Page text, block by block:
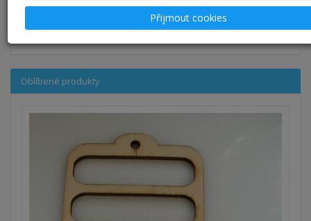
Oblíbené produkty
Přijmout cookies